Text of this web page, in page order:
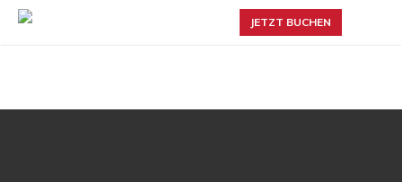
JETZT BUCHEN